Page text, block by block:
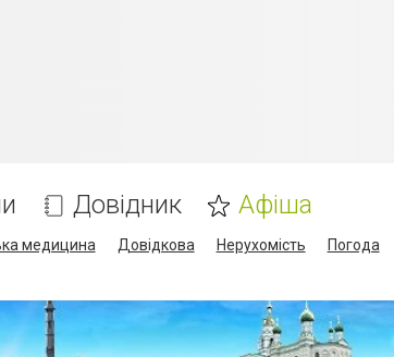
Довідник Афіша
медицина Довідкова Нерухомість Погода